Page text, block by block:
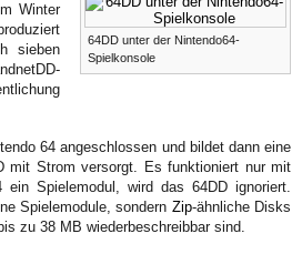
64DD unter der Nintendo64-
Spielkonsole
Winter
sieben
64 angeschlossen und bildet dann eine
mit Strom versorgt. Es funktioniert nur mit
Spielemodul, wird das 64DD ignoriert.
Spielemodule, sondern Zip-ähnliche Disks
zu 38 MB wiederbeschreibbar sind.